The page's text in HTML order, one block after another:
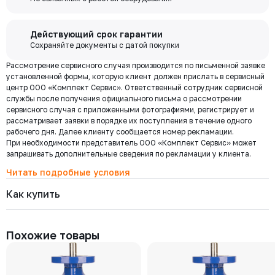
82 275 ₽
101-200-16
Давление номинальное
РУ 16
Диаметр номинальный
ДУ 200
Наличие
Есть
Цена с НДС
55 051 ₽ Купить
101-150-16
Давление номинальноеДиаметр номинальныйНаличие
Цена с НДС Купить
РУ 16
28 954 ₽ Купить
Обмен документами через Диадок это обмен и подписание
любых документов без дублирования на бумаге. Приглашаем Вас
приступить к работе по обмену документами в электронном
виде.
Подробнее
Бесплатная
доставка по
Москве и
области при
заказе от 30
000 ₽
Региональная доставка
Мы стремимся сократить издержки по доставке заказов для наших
клиентов!
Москве. Условия доставки до терминалов ТК в других городах
терминала ТК оплачиваются отдельно.
Самовывоз
Осуществляется с 8:00 до 17:30 после полной оплаты заказа и по
Действующий срок гарантии
Сохраняйте документы с датой покупки
Рассмотрение сервисного случая производится по письменной заявке
установленной формы, которую клиент должен прислать в сервисный
центр ООО «Комплект Сервис». Ответственный сотрудник сервисной
службы после получения официального письма о рассмотрении
сервисного случая с приложенными фотографиями, регистрирует и
рассматривает заявки в порядке их поступления в течение одного
рабочего дня. Далее клиенту сообщается номер рекламации.
При необходимости представитель ООО «Комплект Сервис» может
запрашивать дополнительные сведения по рекламации у клиента.
Читать подробные условия
Как купить
Похожие товары